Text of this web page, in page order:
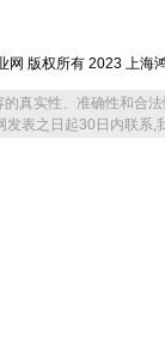
网 版权所有 2023 上海
真实性、准确性和合
发表之日起30日内联系,